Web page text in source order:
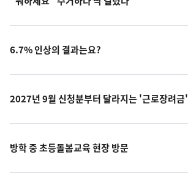
6.7% 인상의 결과는요?
2027년 9월 신청분부터 달라지는 '근로장려금'
방학 중 초등돌봄교육 현장 방문